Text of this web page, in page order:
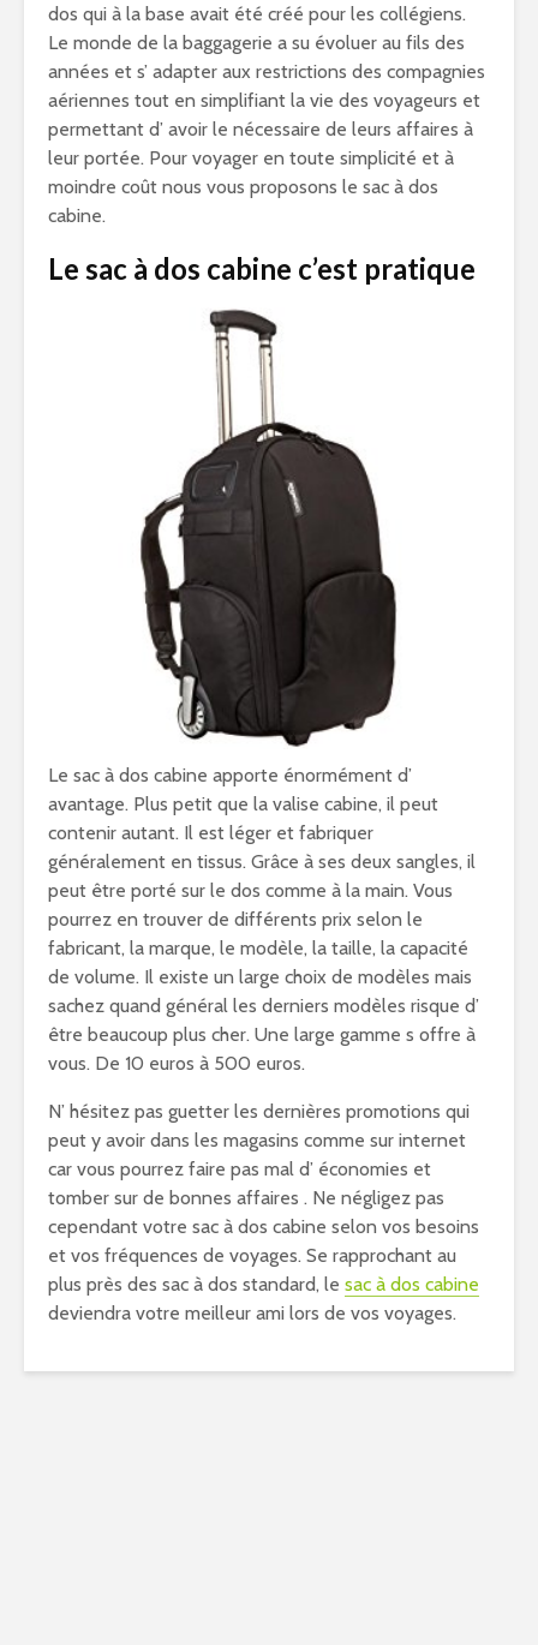
dos qui à la base avait été créé pour les collégiens.
Le monde de la baggagerie a su évoluer au fils des
années et s’ adapter aux restrictions des compagnies
aériennes tout en simplifiant la vie des voyageurs et
permettant d’ avoir le nécessaire de leurs affaires à
leur portée. Pour voyager en toute simplicité et à
moindre coût nous vous proposons le sac à dos
cabine.
Le sac à dos cabine c’est pratique
Le sac à dos cabine apporte énormément d’
avantage. Plus petit que la valise cabine, il peut
contenir autant. Il est léger et fabriquer
généralement en tissus. Grâce à ses deux sangles, il
peut être porté sur le dos comme à la main. Vous
pourrez en trouver de différents prix selon le
fabricant, la marque, le modèle, la taille, la capacité
de volume. Il existe un large choix de modèles mais
sachez quand général les derniers modèles risque d’
être beaucoup plus cher. Une large gamme s offre à
vous. De 10 euros à 500 euros.
N’ hésitez pas guetter les dernières promotions qui
peut y avoir dans les magasins comme sur internet
car vous pourrez faire pas mal d’ économies et
tomber sur de bonnes affaires . Ne négligez pas
cependant votre sac à dos cabine selon vos besoins
et vos fréquences de voyages. Se rapprochant au
plus près des sac à dos standard, le sac à dos cabine
deviendra votre meilleur ami lors de vos voyages.